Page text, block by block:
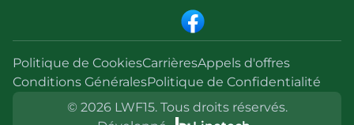
Politique de CookiesCarrièresAppels d'offres
Conditions GénéralesPolitique de Confidentialité
© 2026 LWF15. Tous droits réservés.